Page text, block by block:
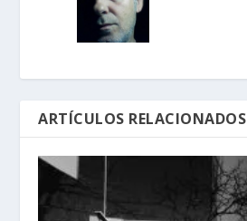
ARTÍCULOS RELACIONADOS